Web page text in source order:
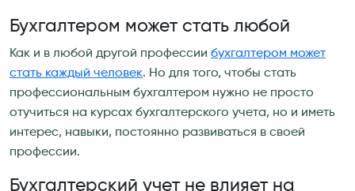
Бухгалтером может стать любой
Как и в любой другой профессии бухгалтером может
стать каждый человек. Но для того, чтобы стать
профессиональным бухгалтером нужно не просто
отучиться на курсах бухгалтерского учета, но и иметь
интерес, навыки, постоянно развиваться в своей
профессии.
Бухгалтерский учет не влияет на